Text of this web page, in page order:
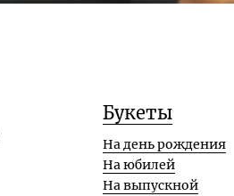
Букеты
На день рождения
На юбилей
На выпускной